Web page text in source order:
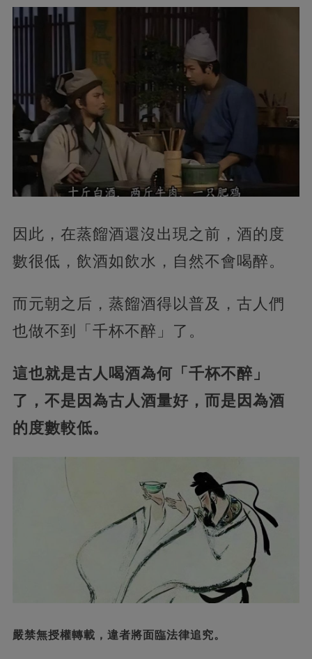
因此，在蒸餾酒還沒出現之前，酒的度
數很低，飲酒如飲水，自然不會喝醉。
而元朝之后，蒸餾酒得以普及，古人們
也做不到「千杯不醉」了。
這也就是古人喝酒為何「千杯不醉」
了，不是因為古人酒量好，而是因為酒
的度數較低。
嚴禁無授權轉載，違者將面臨法律追究。